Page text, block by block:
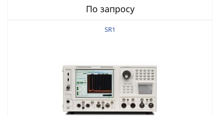
По запросу
SR1